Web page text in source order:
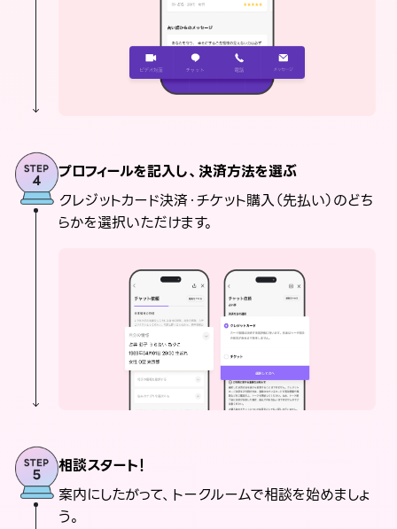
プロフィールを記入し、決済方法を選ぶ
クレジットカード決済・チケット購入（先払い）のどち
らかを選択いただけます。
相談スタート！
案内にしたがって、トークルームで相談を始めましょ
う。